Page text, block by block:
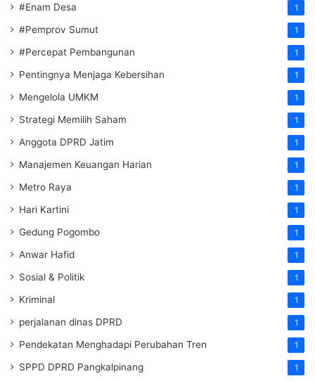
#Enam Desa 1
#Pemprov Sumut 1
#Percepat Pembangunan 1
Pentingnya Menjaga Kebersihan 1
Mengelola UMKM 1
Strategi Memilih Saham 1
Anggota DPRD Jatim 1
Manajemen Keuangan Harian 1
Metro Raya 1
Hari Kartini 1
Gedung Pogombo 1
Anwar Hafid 1
Sosial & Politik 1
Kriminal 1
perjalanan dinas DPRD 1
Pendekatan Menghadapi Perubahan Tren 1
SPPD DPRD Pangkalpinang 1